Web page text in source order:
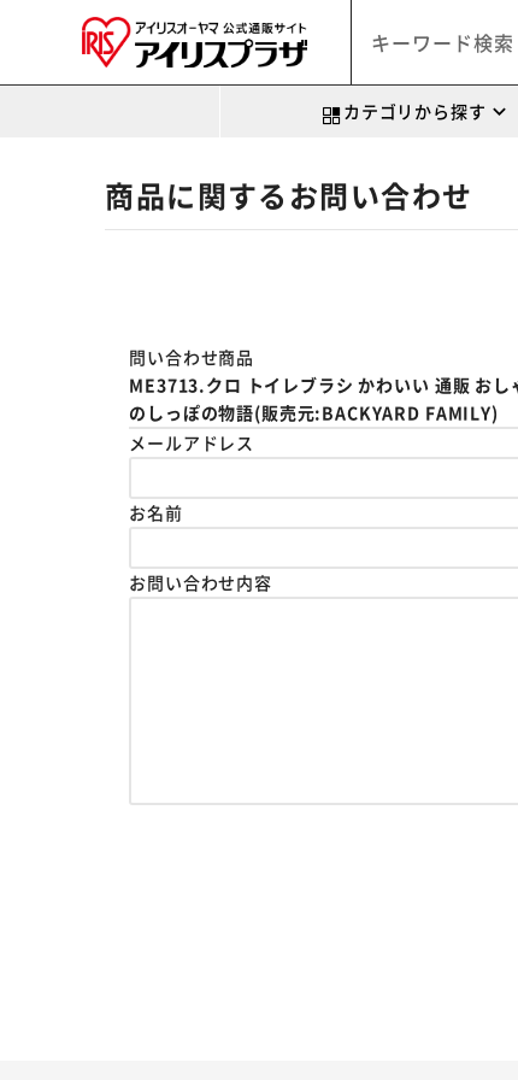
カテゴリから探す
商品に関するお問い合わせ
問い合わせ商品
ME3713.クロ トイレブラシ かわいい 通販 お
のしっぽの物語(販売元:BACKYARD FAMILY)
メールアドレス
お名前
お問い合わせ内容